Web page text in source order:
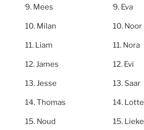
Mees
Milan
Liam
James
Jesse
Thomas
Noud
Eva
Noor
Nora
Evi
Saar
Lotte
Lieke